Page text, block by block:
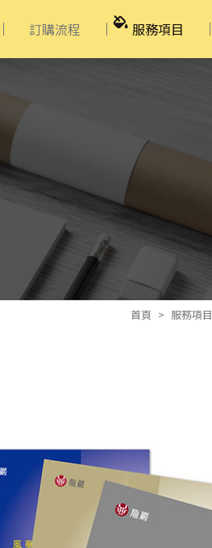
訂購流程 服務項目
首頁 服務項目